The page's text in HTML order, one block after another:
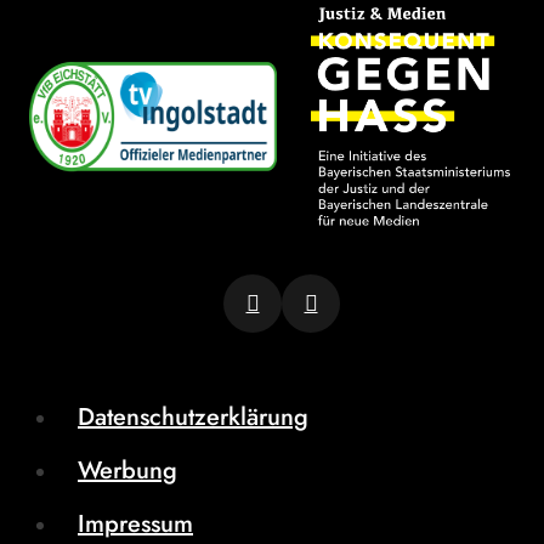
Datenschutzerklärung
Werbung
Impressum